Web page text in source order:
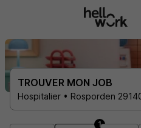
TROUVER MON JOB
Hospitalier • Rosporden
1